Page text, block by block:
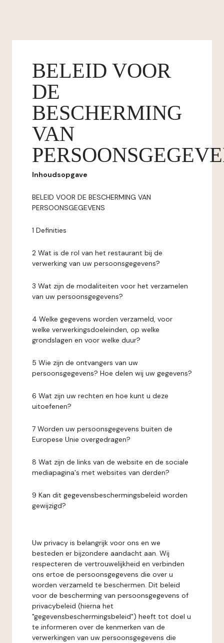
BELEID VOOR
DE
BESCHERMING
VAN
Inhoudsopgave
BELEID VOOR DE BESCHERMING VAN
PERSOONSGEGEVENS
1 Definities
2 Wat is de rol van het restaurant bij de
verwerking van uw persoonsgegevens?
3 Wat zijn de modaliteiten voor het verzamelen
van uw persoonsgegevens?
4 Welke gegevens worden verzameld, voor
welke verwerkingsdoeleinden, op welke
grondslagen en voor welke duur?
5 Wie zijn de ontvangers van uw
persoonsgegevens? Hoe delen wij uw gegevens?
6 Wat zijn uw rechten en hoe kunt u deze
uitoefenen?
7 Worden uw persoonsgegevens buiten de
Europese Unie overgedragen?
8 Wat zijn de links van de website en de sociale
mediapagina's met websites van derden?
9 Kan dit gegevensbeschermingsbeleid worden
gewijzigd?
Uw privacy is belangrijk voor ons en we
besteden er bijzondere aandacht aan. Wij
respecteren de vertrouwelijkheid en verbinden
ons ertoe de persoonsgegevens die over u
worden verzameld te beschermen. Dit beleid
voor de bescherming van persoonsgegevens of
privacybeleid (hierna het
"gegevensbeschermingsbeleid") heeft tot doel u
te informeren over de kenmerken van de
verwerkingen van uw persoonsgegevens die